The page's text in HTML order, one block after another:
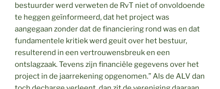
bestuurder werd verweten de RvT niet of onvoldoende
te heggen geïnformeerd, dat het project was
aangegaan zonder dat de financiering rond was en dat
fundamentele kritiek werd geuit over het bestuur,
resulterend in een vertrouwensbreuk en een
ontslagzaak. Tevens zijn financiële gegevens over het
project in de jaarrekening opgenomen.” Als de ALV dan